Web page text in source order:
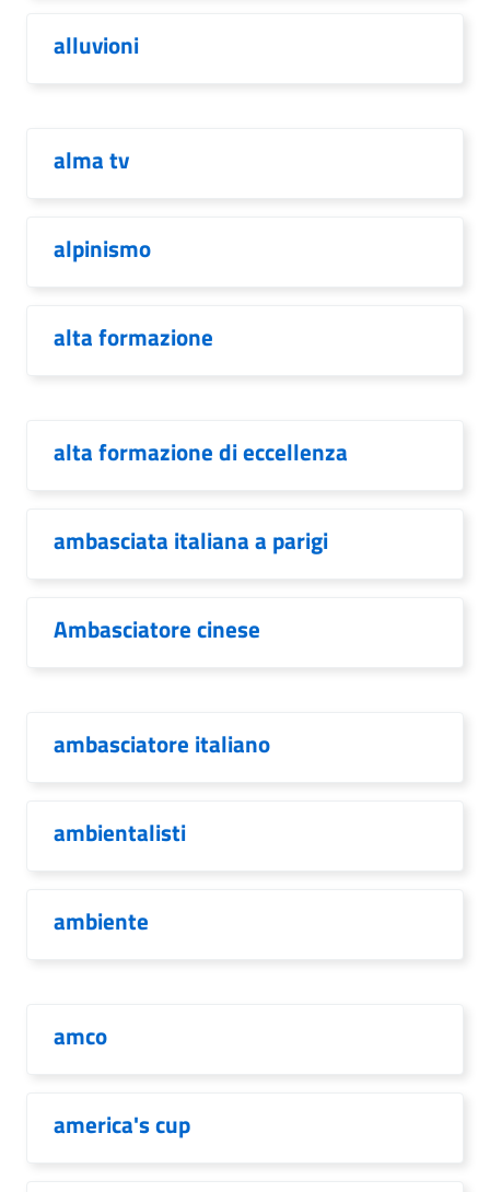
alluvioni
alma tv
alpinismo
alta formazione
alta formazione di eccellenza
ambasciata italiana a parigi
Ambasciatore cinese
ambasciatore italiano
ambientalisti
ambiente
amco
america's cup